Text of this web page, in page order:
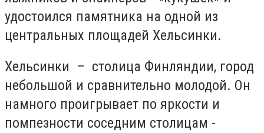
удостоился памятника на одной из
центральных площадей Хельсинки.
Хельсинки – столица Финляндии, город
небольшой и сравнительно молодой. Он
намного проигрывает по яркости и
помпезности соседним столицам -